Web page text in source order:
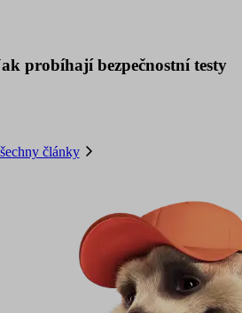
probíhají bezpečnostní testy
články